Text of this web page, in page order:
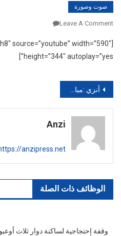
صوت وصورة
Leave A Comment
:مواطن
يتعرى
source=”youtube” width=”590″
height=”344″ autoplay=”yes”]
تصفّح
المقالات
أنزي :مبادرة للمحافظة على البيئة
Anzi
anzipress.net/
الوظائف ذات الصلة
وقفة إحتجاجية لساكنة دوار ثلاث